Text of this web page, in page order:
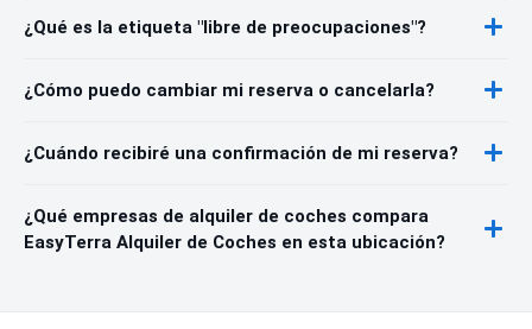
¿Qué es la etiqueta "libre de preocupaciones"?
¿Cómo puedo cambiar mi reserva o cancelarla?
¿Cuándo recibiré una confirmación de mi reserva?
¿Qué empresas de alquiler de coches compara
EasyTerra Alquiler de Coches en esta ubicación?